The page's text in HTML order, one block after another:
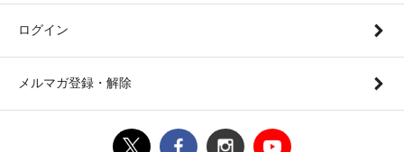
ログイン
メルマガ登録・解除